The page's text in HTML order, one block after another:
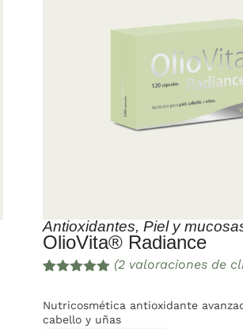
Antioxidantes, Piel y
OlioVita® Radiance
5 en base
a
(2 valoraciones de
Nutricosmética antioxidante
cabello y uñas